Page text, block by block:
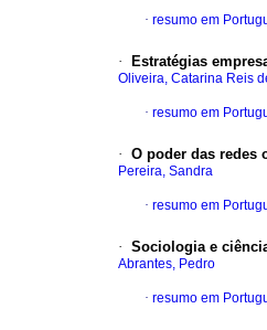
· resumo em
· Estratégias
Oliveira, Catarina Reis
· resumo em
· O poder das redes
Pereira, Sandra
· resumo em
· Sociologia e
Abrantes, Pedro
· resumo em